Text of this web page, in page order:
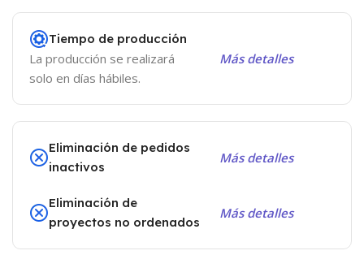
Tiempo de producción
La producción se realizará
solo en días hábiles.
Más detalles
Eliminación de pedidos
inactivos
Más detalles
Eliminación de
proyectos no ordenados
Más detalles